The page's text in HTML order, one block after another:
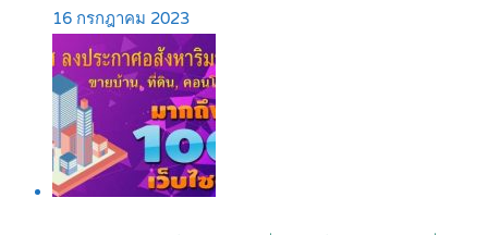
16 กรกฎาคม 2023